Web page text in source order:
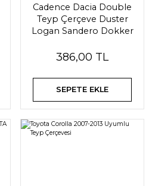
Cadence Dacia Double
Teyp Çerçeve Duster
Logan Sandero Dokker
386,00 TL
SEPETE EKLE